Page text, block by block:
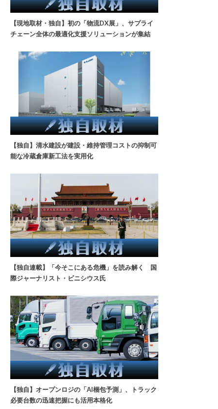
【現地取材・独自】初の「物流DX展」、サプライ
チェーン全体の最適化支援ソリューションが集結
【独自】清水建設が建設・維持管理コストの抑制可
能な冷蔵倉庫新工法を実用化
【独自連載】「今そこにある危機」を読み解く 国
際ジャーナリスト・ビニシウス氏
【独自】オープンロジの「AI梱包予測」、トラック
必要台数の迅速把握にも活用本格化